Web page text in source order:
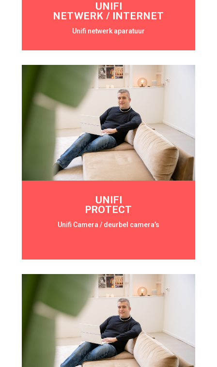
UNIFI
NETWERK / INTERNET
Unifi netwerk aparatuur
UNIFI
PROTECT
Unifi Camera / deurbel camera’s